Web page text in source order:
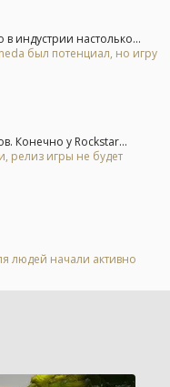
индустрии настолько...
был потенциал, но игру
Конечно у Rockstar...
релиз игры не будет
людей начали активно